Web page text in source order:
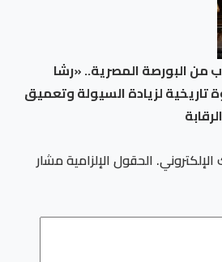
من البورصة المصرية.. «رشا
تاريخية لزيادة السيولة وتعميق
الحقول الإلزامية مشار